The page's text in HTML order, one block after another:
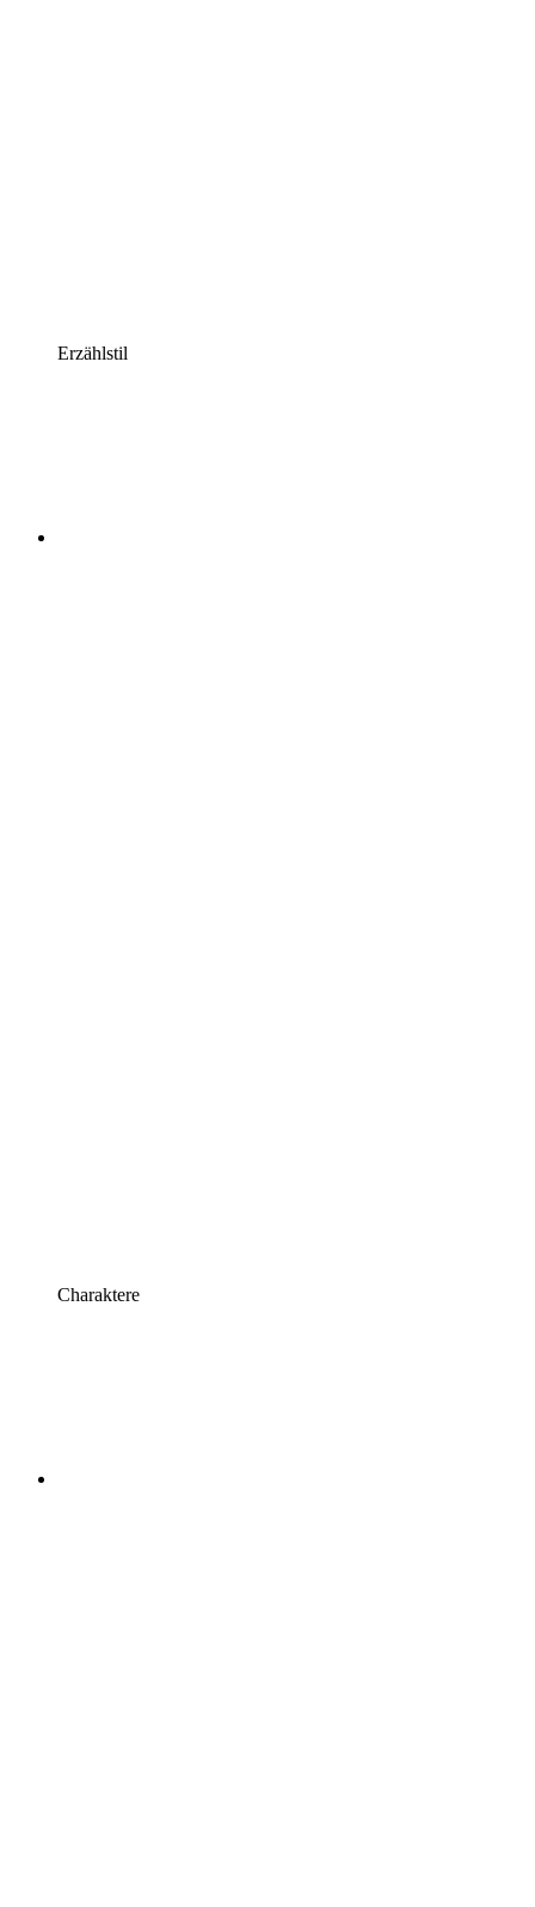
Erzählstil
Charaktere